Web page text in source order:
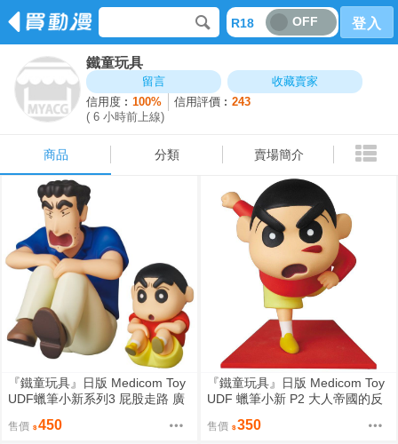
R18 OFF 登入
鐵童玩具
留言
收藏賣家
信用度︰100% 信用評價︰243
( 6 小時前上線)
商品 分類 賣場簡介
『鐵童玩具』日版 Medicom Toy
UDF蠟筆小新系列3 屁股走路 廣
售價 450
『鐵童玩具』日版 Medicom Toy
UDF 蠟筆小新 P2 大人帝國的反
售價 350
商品